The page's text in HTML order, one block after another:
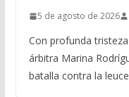
5 de agosto de 2026
Con profunda
árbitra Marina
batalla contra la